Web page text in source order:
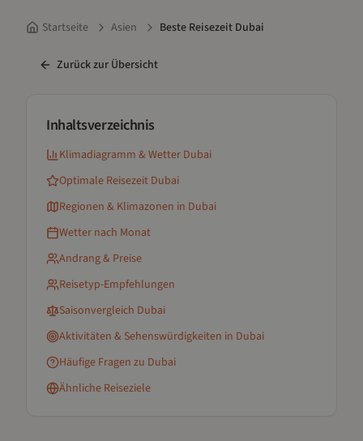
Startseite Asien Beste Reisezeit Dubai
Zurück zur Übersicht
Inhaltsverzeichnis
Klimadiagramm & Wetter Dubai
Optimale Reisezeit Dubai
Regionen & Klimazonen in Dubai
Wetter nach Monat
Andrang & Preise
Reisetyp-Empfehlungen
Saisonvergleich Dubai
Aktivitäten & Sehenswürdigkeiten in Dubai
Häufige Fragen zu Dubai
Ähnliche Reiseziele